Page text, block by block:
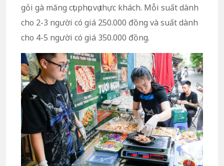
gỏi gà măng cụt phục vụ thực khách. Mỗi suất dành
cho 2-3 người có giá 250.000 đồng và suất dành
cho 4-5 người có giá 350.000 đồng.